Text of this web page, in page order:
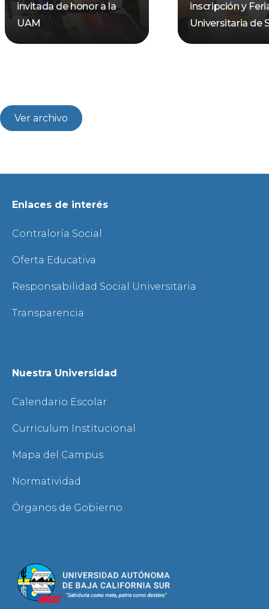
invitada de honor a la
UAM
inscripción y
Universitaria de
Ver archivo
Enlaces de interés
Contraloría Social
Oferta Educativa
Responsabilidad Social Universitaria
Transparencia
Nuestra Universidad
Calendario Escolar
Curriculum Institucional
Mapa del Campus
Normatividad
Órganos de Gobierno